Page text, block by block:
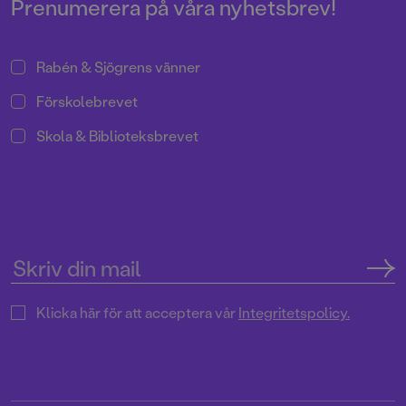
Prenumerera på våra nyhetsbrev!
Rabén & Sjögrens vänner
Förskolebrevet
Skola & Biblioteksbrevet
Klicka här för att acceptera vårIntegritetspolicy.